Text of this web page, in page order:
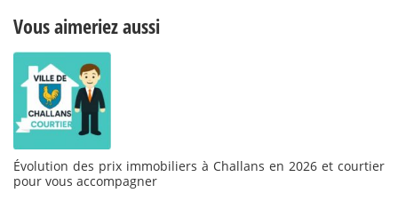
Vous aimeriez aussi
Évolution des prix immobiliers à Challans en 2026 et courtier
pour vous accompagner